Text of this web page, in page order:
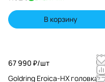
В корзину
67 990 ₽/шт
Goldring Eroica-HX головка